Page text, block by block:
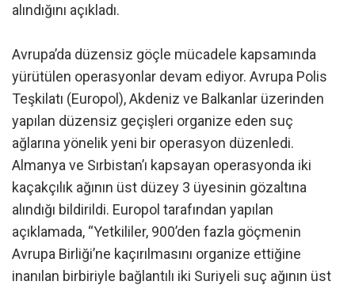
alındığını açıkladı.
Avrupa’da düzensiz göçle mücadele kapsamında
yürütülen operasyonlar devam ediyor. Avrupa Polis
Teşkilatı (Europol), Akdeniz ve Balkanlar üzerinden
yapılan düzensiz geçişleri organize eden suç
ağlarına yönelik yeni bir operasyon düzenledi.
Almanya ve Sırbistan’ı kapsayan operasyonda iki
kaçakçılık ağının üst düzey 3 üyesinin gözaltına
alındığı bildirildi. Europol tarafından yapılan
açıklamada, “Yetkililer, 900’den fazla göçmenin
Avrupa Birliği’ne kaçırılmasını organize ettiğine
inanılan birbiriyle bağlantılı iki Suriyeli suç ağının üst